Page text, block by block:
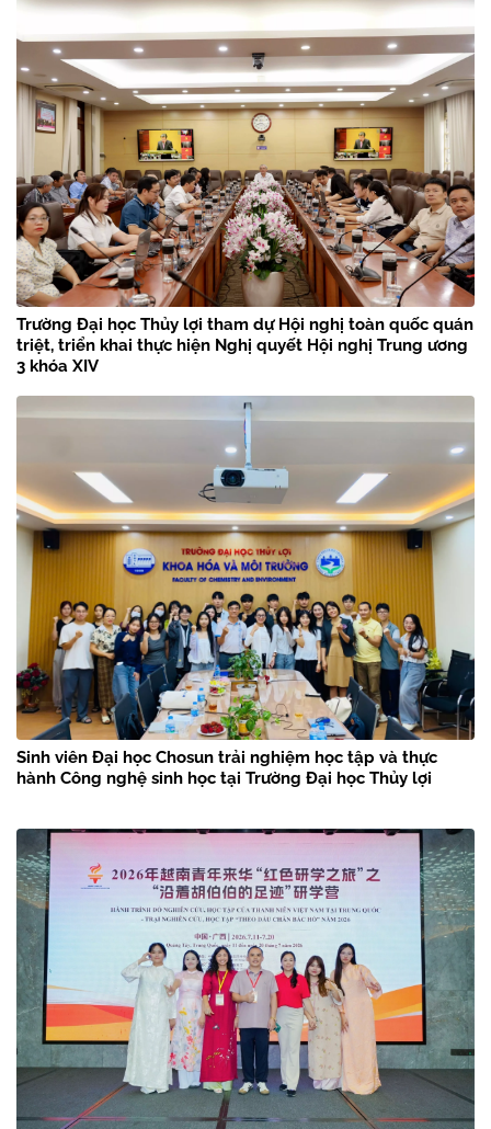
Trường Đại học Thủy lợi tham dự Hội nghị toàn quốc quán
triệt, triển khai thực hiện Nghị quyết Hội nghị Trung ương
3 khóa XIV
Sinh viên Đại học Chosun trải nghiệm học tập và thực
hành Công nghệ sinh học tại Trường Đại học Thủy lợi